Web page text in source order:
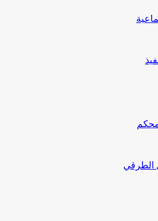
محكم
الطرقي